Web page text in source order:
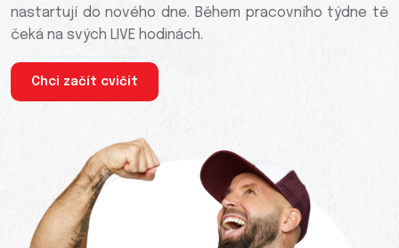
nastartují do nového dne. Během pracovního týdne tě
čeká na svých LIVE hodinách.
Chci začít cvičit